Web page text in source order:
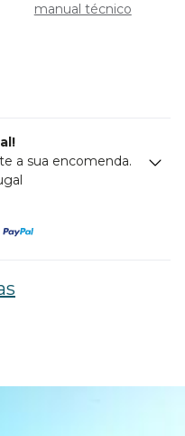
manual técnico
a sua encomenda.